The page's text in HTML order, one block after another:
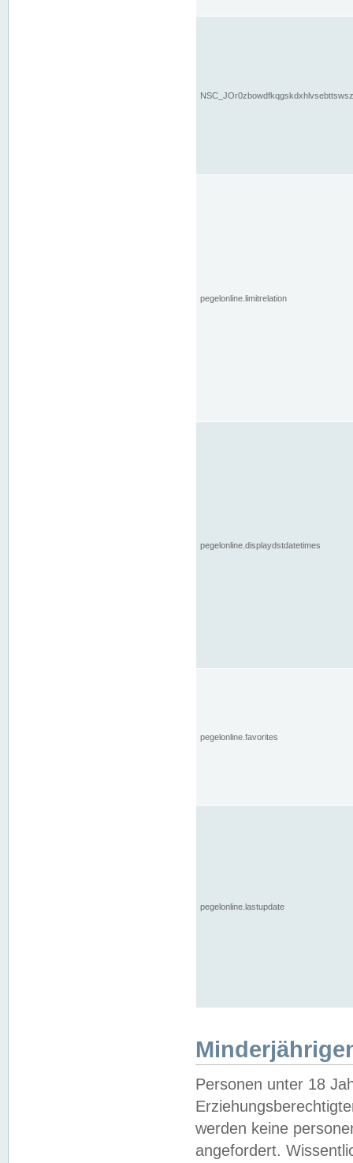
pegelonline.limitrelation
pegelonline.displaydstdatetimes
pegelonline.favorites
pegelonline.lastupdate
Personen unter 18
werden keine
angefordert.